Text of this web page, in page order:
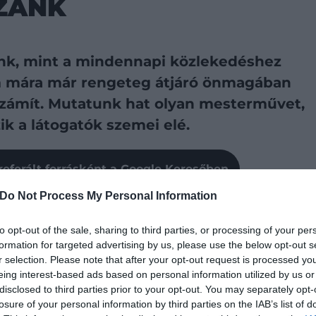
Do Not Process My Personal Information
opt-out of the sale, sharing to third parties, or processing of your
for targeted advertising by us, please use the below opt-out
selection. Please note that after your opt-out request is processed
interest-based ads based on personal information utilized by us
to third parties prior to your opt-out. You may separately
of your personal information by third parties on the IAB’s list of
mint a mindennapi közlekedéshez
már rengeteg átjáró önmagában
Mutatunk hat olyan mesterművet,
a látogatók szemei elé.
forrásként a Google Keresőben
húzódik a Bastei-hídnak otthont adó
viszontagságai formálták, a nagyjából 300 méteres
régebben aNeurathen-kastélyvédelmét
– na meg a turisták – közkedvelt célpontjává vált.